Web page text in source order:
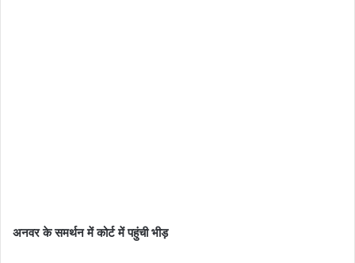
अनवर के समर्थन में कोर्ट में पहुंची भीड़